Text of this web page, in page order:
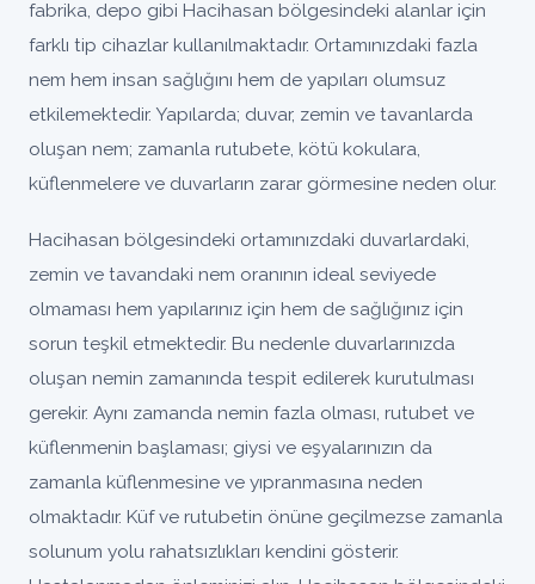
fabrika, depo gibi Hacihasan bölgesindeki alanlar için
farklı tip cihazlar kullanılmaktadır. Ortamınızdaki fazla
nem hem insan sağlığını hem de yapıları olumsuz
etkilemektedir. Yapılarda; duvar, zemin ve tavanlarda
oluşan nem; zamanla rutubete, kötü kokulara,
küflenmelere ve duvarların zarar görmesine neden olur.
Hacihasan bölgesindeki ortamınızdaki duvarlardaki,
zemin ve tavandaki nem oranının ideal seviyede
olmaması hem yapılarınız için hem de sağlığınız için
sorun teşkil etmektedir. Bu nedenle duvarlarınızda
oluşan nemin zamanında tespit edilerek kurutulması
gerekir. Aynı zamanda nemin fazla olması, rutubet ve
küflenmenin başlaması; giysi ve eşyalarınızın da
zamanla küflenmesine ve yıpranmasına neden
olmaktadır. Küf ve rutubetin önüne geçilmezse zamanla
solunum yolu rahatsızlıkları kendini gösterir.